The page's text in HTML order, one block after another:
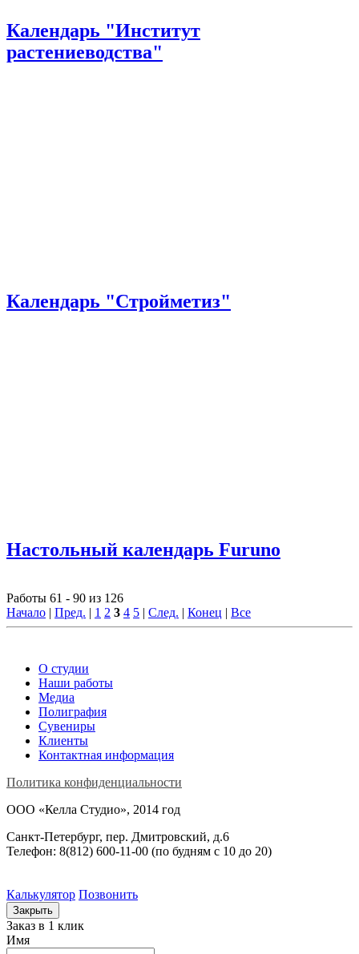
Календарь "Институт
растениеводства"
Календарь "Стройметиз"
Настольный календарь Furuno
Работы 61 - 90 из 126
Начало | Пред. | 1 2 3 4 5 | След. | Конец | Все
О студии
Наши работы
Медиа
Полиграфия
Сувениры
Клиенты
Контактная информация
Политика конфиденциальности
ООО «Келла Студио», 2014 год
Санкт-Петербург, пер. Дмитровский, д.6
Телефон: 8(812) 600-11-00 (по будням c 10 до 20)
Калькулятор Позвонить
Закрыть
Заказ в 1 клик
Имя